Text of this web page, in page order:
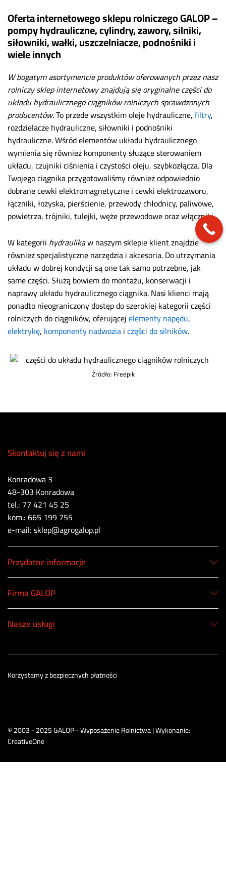
Oferta internetowego sklepu rolniczego GALOP –
pompy hydrauliczne, cylindry, zawory, silniki,
siłowniki, wałki, uszczelniacze, podnośniki i
wiele innych
W bogatym asortymencie produktów oferowanych przez nasz
rolniczy sklep internetowy znajdują się oryginalne części do
układu hydraulicznego ciągników rolniczych sprawdzonych
producentów.To przede wszystkim oleje hydrauliczne,filtry,
rozdzielacze hydrauliczne, siłowniki i podnośniki
hydrauliczne. Wśród elementów układu hydraulicznego
wymienia się również komponenty służące sterowaniem
układu, czujniki ciśnienia i czystości oleju, szybkozłącza. Dla
Twojego ciągnika przygotowaliśmy również odpowiednio
dobrane cewki elektromagnetyczne i cewki elektrozaworu,
łączniki, łożyska, pierścienie, przewody chłodnicy, paliwowe,
powietrza, trójniki, tulejki, węże przewodowe oraz włączniki.
W kategorii hydraulikaw naszym sklepie klient znajdzie
również specjalistyczne narzędzia i akcesoria. Do utrzymania
układu w dobrej kondycji są one tak samo potrzebne, jak
same części. Służą bowiem do montażu, konserwacji i
naprawy układu hydraulicznego ciągnika. Nasi klienci mają
ponadto nieograniczony dostęp do szerokiej kategorii części
rolniczych do ciągników, oferującejelementy napędu,
elektrykę, komponenty nadwoziaiczęści do silników.
Źródło: Freepik
Skontaktuj się z nami
Konradowa 3
48-303 Konradowa
tel.: 77 421 45 25
kom.: 665 199 755
e-mail: sklep@agrogalop.pl
Przydatne informacje
Firma GALOP
Nasze usługi
© 2003 - 2025 GALOP - Wyposażenie Rolnictwa | Wykonanie:
CreativeOne
Korzystamy z bezpiecznych płatności